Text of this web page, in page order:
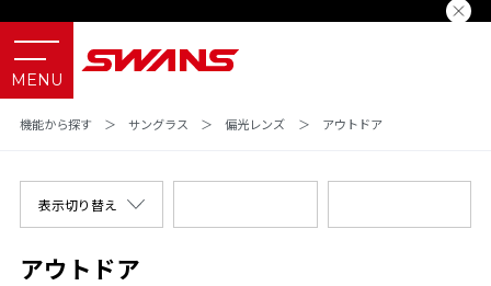
機能から探す ＞ サングラス ＞ 偏光レンズ ＞ アウトドア
アウトドア
表示切り替え